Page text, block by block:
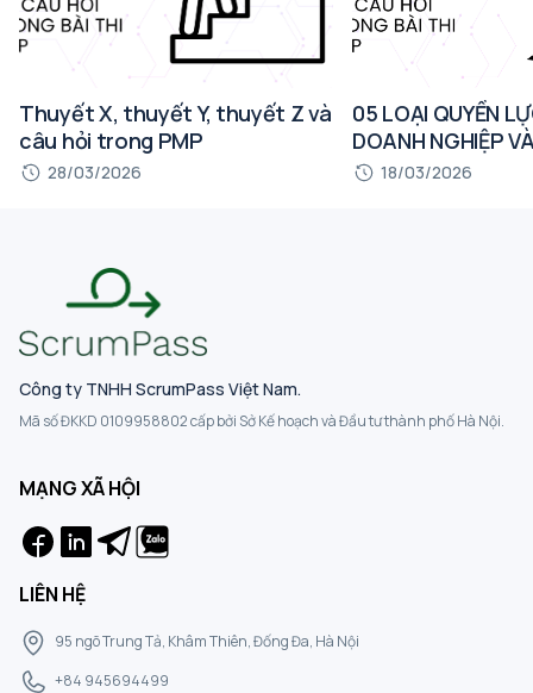
Thuyết X, thuyết Y, thuyết Z và
câu hỏi trong PMP
28/03/2026
05 LOẠI QUYỀN
DOANH NGHIỆP
TRONG BÀI THI
18/03/2026
Công ty TNHH ScrumPass Việt Nam.
Mã số ĐKKD 0109958802 cấp bởi Sở Kế hoạch và Đầu tư thành phố Hà Nội.
MẠNG XÃ HỘI
LIÊN HỆ
95 ngõ Trung Tả, Khâm Thiên, Đống Đa, Hà Nội
+84 945694499